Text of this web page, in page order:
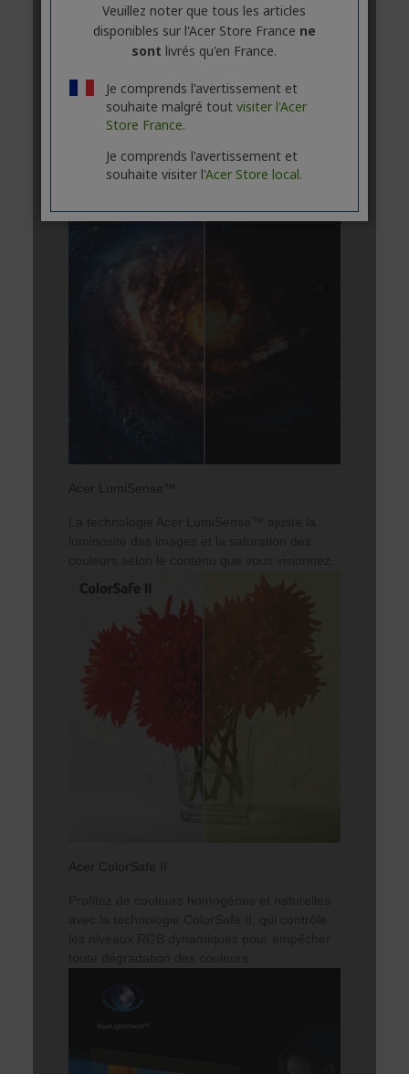
Veuillez noter que tous les articles
disponibles sur l'Acer Store France ne
sont livrés qu'en France.
Je comprends l'avertissement et
souhaite malgré tout visiter l'Acer
Store France.
Je comprends l'avertissement et
souhaite visiter l'Acer Store local.